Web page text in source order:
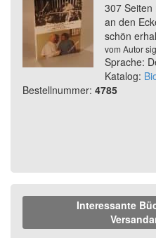
307 Seiten
an den
schön
vom Autor
Sprache:
Katalog:
Bestellnummer: 4785
Interessante